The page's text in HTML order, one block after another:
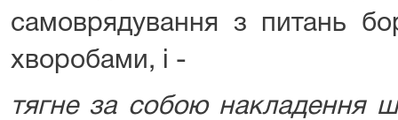
самоврядування з питань
хворобами, і -
тягне за собою накладення